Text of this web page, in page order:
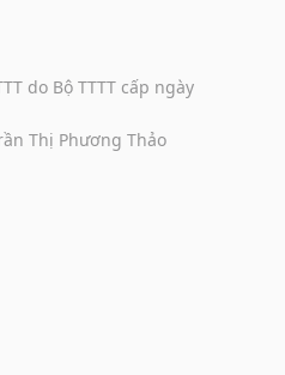
do Bộ TTTT cấp ngày
Thị Phương Thảo